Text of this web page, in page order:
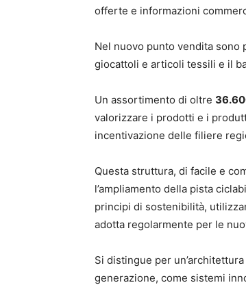
offerte e informazioni
Nel nuovo punto vendita
giocattoli e articoli tessili e il
Un assortimento di oltre
valorizzare i prodotti e i
incentivazione delle filiere
Questa struttura, di facile e
l’ampliamento della pista
principi di sostenibilità,
adotta regolarmente per le
Si distingue per
generazione, come sistemi